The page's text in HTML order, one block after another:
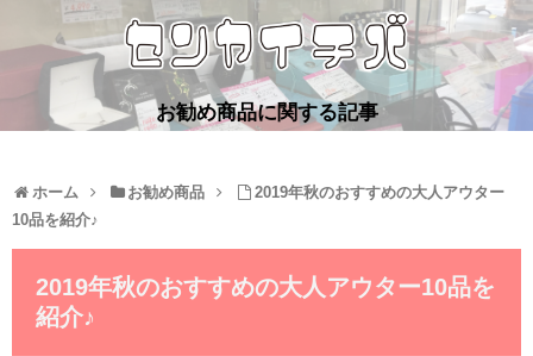
お勧め商品に関する記事
ホーム お勧め商品
2019年秋のおすすめの大人アウター
10品を紹介♪
2019年秋のおすすめの大人アウター10品を
紹介♪